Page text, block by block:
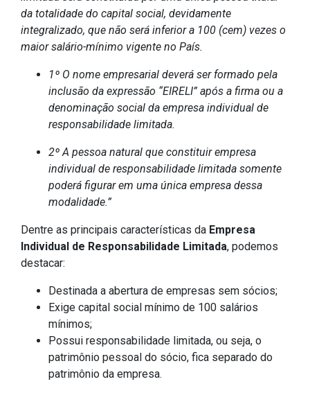
da totalidade do capital social, devidamente
integralizado, que não será inferior a 100 (cem) vezes o
maior salário-mínimo vigente no País.
1º O nome empresarial deverá ser formado pela
inclusão da expressão “EIRELI” após a firma ou a
denominação social da empresa individual de
responsabilidade limitada.
2º A pessoa natural que constituir empresa
individual de responsabilidade limitada somente
poderá figurar em uma única empresa dessa
modalidade.”
Dentre as principais características da Empresa
Individual de Responsabilidade Limitada, podemos
destacar:
Destinada a abertura de empresas sem sócios;
Exige capital social mínimo de 100 salários
mínimos;
Possui responsabilidade limitada, ou seja, o
patrimônio pessoal do sócio, fica separado do
patrimônio da empresa.